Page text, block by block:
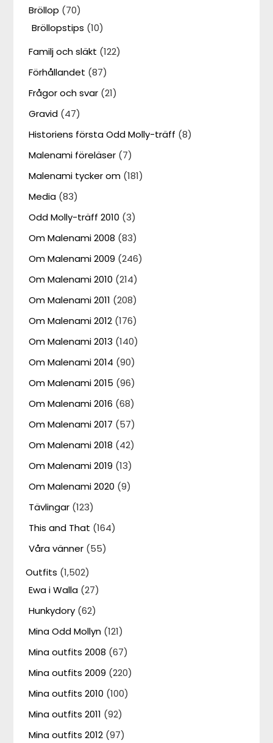
Bröllop (70)
Bröllopstips (10)
Familj och släkt (122)
Förhållandet (87)
Frågor och svar (21)
Gravid (47)
Historiens första Odd Molly-träff (8)
Malenami föreläser (7)
Malenami tycker om (181)
Media (83)
Odd Molly-träff 2010 (3)
Om Malenami 2008 (83)
Om Malenami 2009 (246)
Om Malenami 2010 (214)
Om Malenami 2011 (208)
Om Malenami 2012 (176)
Om Malenami 2013 (140)
Om Malenami 2014 (90)
Om Malenami 2015 (96)
Om Malenami 2016 (68)
Om Malenami 2017 (57)
Om Malenami 2018 (42)
Om Malenami 2019 (13)
Om Malenami 2020 (9)
Tävlingar (123)
This and That (164)
Våra vänner (55)
Outfits (1,502)
Ewa i Walla (27)
Hunkydory (62)
Mina Odd Mollyn (121)
Mina outfits 2008 (67)
Mina outfits 2009 (220)
Mina outfits 2010 (100)
Mina outfits 2011 (92)
Mina outfits 2012 (97)